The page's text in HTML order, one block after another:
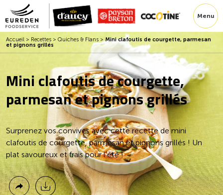
Menu
Accueil > Recettes > Quiches & Flans >Mini clafoutis de courgette, parmesan
et pignons grillés
Mini clafoutis de courgette,
parmesan et pignons grillés
Surprenez vos convives avec cette recette de mini
clafoutis de courgette, parmesan et pignons grillés ! Un
plat savoureux et frais pour l’été !